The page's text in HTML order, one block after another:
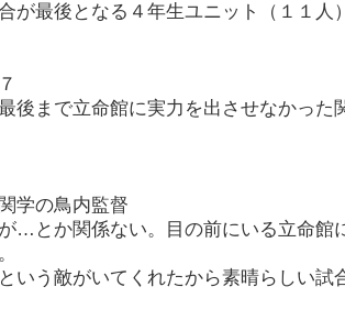
が最後となる４年生ユニット（１１人
後まで立命館に実力を出させなかった
学の鳥内監督
が…とか関係ない。目の前にいる立命館
いう敵がいてくれたから素晴らしい試